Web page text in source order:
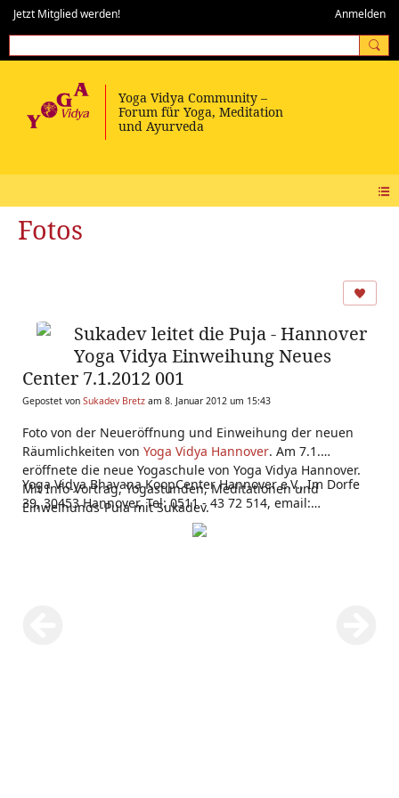
Jetzt Mitglied werden! Anmelden
Fotos
Sukadev leitet die Puja - Hannover
Yoga Vidya Einweihung Neues
Center 7.1.2012 001
Gepostet von Sukadev Bretz am 8. Januar 2012 um 15:43
Foto von der Neueröffnung und Einweihung der neuen
Räumlichkeiten von Yoga Vidya Hannover. Am 7.1.
eröffnete die neue Yogaschule von Yoga Vidya Hannover.
Mit Info-Vortrag, Yogastunden, Meditationen und
Einweihungs-Puja mit Sukadev.
Yoga Vidya Bhavana KoopCenter Hannover e.V., Im Dorfe
39, 30453 Hannover, Tel: 0511 - 43 72 514, email: